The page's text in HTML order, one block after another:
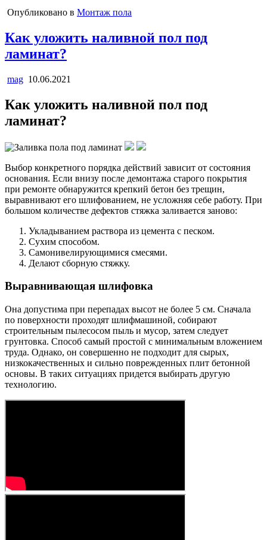
Опубликовано в Монтаж пола
Как уложить наливной пол под
ламинат?
mag 10.06.2021
Как уложить наливной пол под
ламинат?
Выбор конкретного порядка действий зависит от состояния
основания. Если внизу после демонтажа старого покрытия
при ремонте обнаружится крепкий бетон без трещин,
выравнивают его шлифованием, не усложняя себе работу. При
большом количестве дефектов стяжка заливается заново:
Укладыванием раствора из цемента с песком.
Сухим способом.
Самонивелирующимися смесями.
Делают сборную стяжку.
Выравнивающая шлифовка
Она допустима при перепадах высот не более 5 см. Сначала
по поверхности проходят шлифмашиной, собирают
строительным пылесосом пыль и мусор, затем следует
грунтовка. Способ самый простой с минимальным вложением
труда. Однако, он совершенно не подходит для сырых,
низкокачественных и сильно поврежденных плит бетонной
основы. В таких ситуациях придется выбирать другую
технологию.